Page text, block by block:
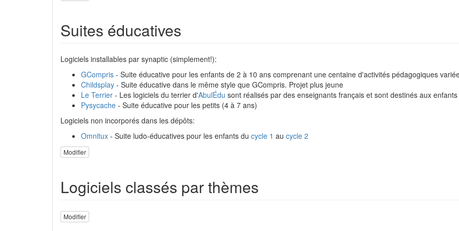
Suites éducatives
Logiciels installables par synaptic (simplement!):
GCompris - Suite éducative pour les enfants de 2 à 10 ans comprenant une centaine d'activités pédagogiques
Childsplay - Suite éducative dans le même style que GCompris. Projet plus jeune
Le Terrier - Les logiciels du terrier d'AbulÉdu sont réalisés par des enseignants français et sont destinés aux
Pysycache - Suite éducative pour les petits (4 à 7 ans)
Logiciels non incorporés dans les dépôts:
Omnitux - Suite ludo-éducatives pour les enfants du cycle 1 au cycle 2
Modifier
Logiciels classés par thèmes
Modifier